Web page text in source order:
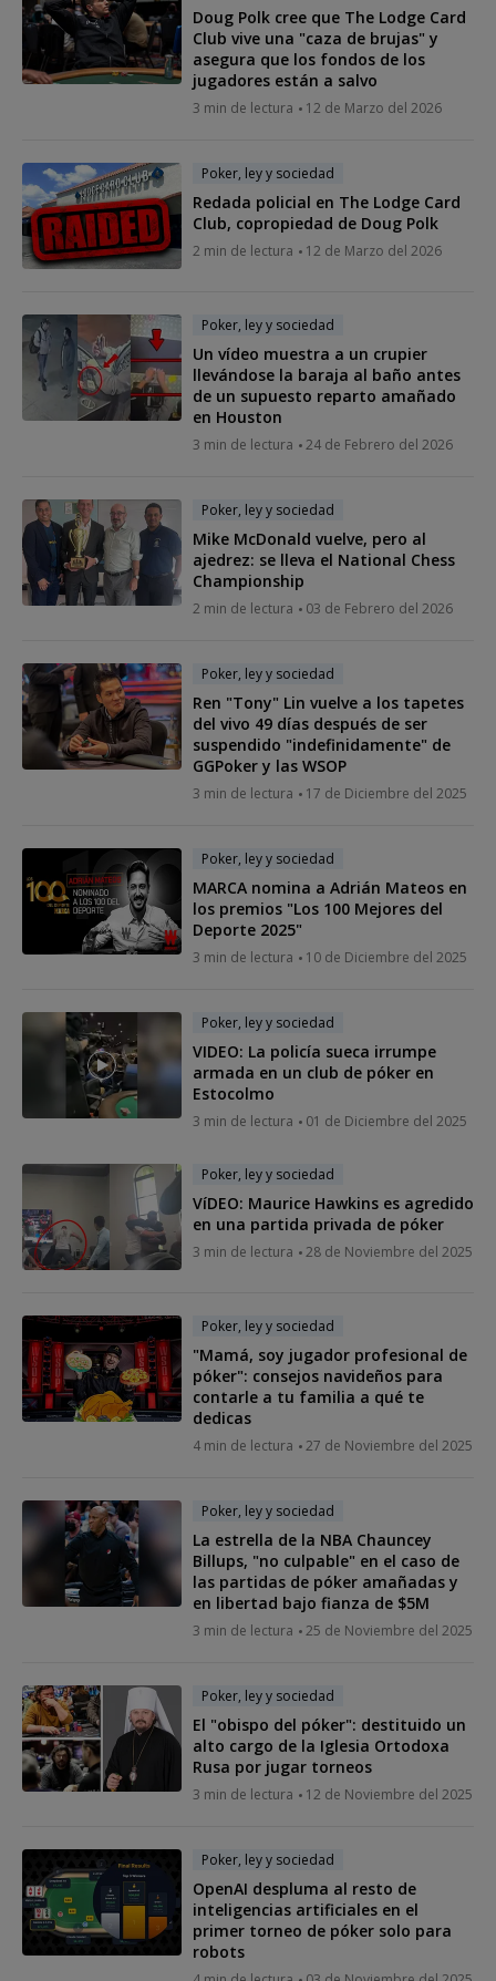
Doug Polk cree que The Lodge Card
Club vive una "caza de brujas" y
asegura que los fondos de los
jugadores están a salvo
3 min de lectura 12 de Marzo del 2026
Poker, ley y sociedad
Redada policial en The Lodge Card
Club, copropiedad de Doug Polk
2 min de lectura 12 de Marzo del 2026
Poker, ley y sociedad
Un vídeo muestra a un crupier
llevándose la baraja al baño antes
de un supuesto reparto amañado
en Houston
3 min de lectura 24 de Febrero del 2026
Poker, ley y sociedad
Mike McDonald vuelve, pero al
ajedrez: se lleva el National Chess
Championship
2 min de lectura 03 de Febrero del 2026
Poker, ley y sociedad
Ren "Tony" Lin vuelve a los tapetes
del vivo 49 días después de ser
suspendido "indefinidamente" de
GGPoker y las WSOP
3 min de lectura 17 de Diciembre del 2025
Poker, ley y sociedad
MARCA nomina a Adrián Mateos en
los premios "Los 100 Mejores del
Deporte 2025"
3 min de lectura 10 de Diciembre del 2025
Poker, ley y sociedad
VIDEO: La policía sueca irrumpe
armada en un club de póker en
Estocolmo
3 min de lectura 01 de Diciembre del 2025
Poker, ley y sociedad
VíDEO: Maurice Hawkins es agredido
en una partida privada de póker
3 min de lectura 28 de Noviembre del 2025
Poker, ley y sociedad
"Mamá, soy jugador profesional de
póker": consejos navideños para
contarle a tu familia a qué te
dedicas
4 min de lectura 27 de Noviembre del 2025
Poker, ley y sociedad
La estrella de la NBA Chauncey
Billups, "no culpable" en el caso de
las partidas de póker amañadas y
en libertad bajo fianza de $5M
3 min de lectura 25 de Noviembre del 2025
Poker, ley y sociedad
El "obispo del póker": destituido un
alto cargo de la Iglesia Ortodoxa
Rusa por jugar torneos
3 min de lectura 12 de Noviembre del 2025
Poker, ley y sociedad
OpenAI despluma al resto de
inteligencias artificiales en el
primer torneo de póker solo para
robots